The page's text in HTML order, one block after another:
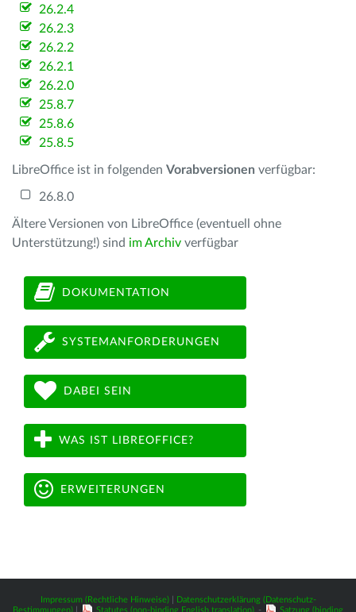
26.2.4
26.2.3
26.2.2
26.2.1
26.2.0
25.8.7
25.8.6
25.8.5
LibreOffice ist in folgenden Vorabversionen verfügbar:
26.8.0
Ältere Versionen von LibreOffice (eventuell ohne
Unterstützung!) sind im Archiv verfügbar
DOKUMENTATION
SYSTEMANFORDERUNGEN
DABEI SEIN
WAS IST LIBREOFFICE?
ERWEITERUNGEN
Impressum (Rechtliche Hinweise)|
Datenschutzerklärung (Datenschutz-
Bestimmungen)
Statutes (non-binding English translation) - Satzung (binding